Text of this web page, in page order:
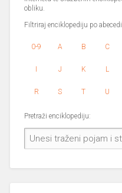
obliku.
Filtriraj enciklopediju po
0-9 A B C
I J K L
R S T U
Pretraži enciklopediju: